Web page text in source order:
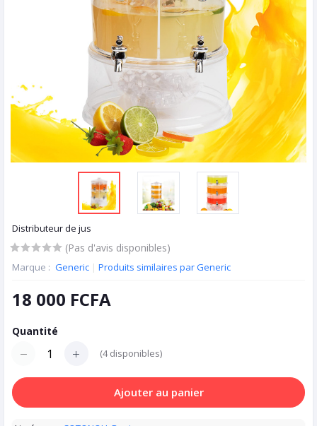
Distributeur de jus
(Pas d'avis disponibles)
Marque : Generic | Produits similaires par Generic
18 000 FCFA
Quantité
(4disponibles)
Ajouter au panier